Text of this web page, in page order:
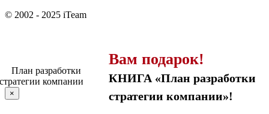
© 2002 - 2025 iTeam
Вам подарок!
КНИГА «План разработки
стратегии компании»!
×